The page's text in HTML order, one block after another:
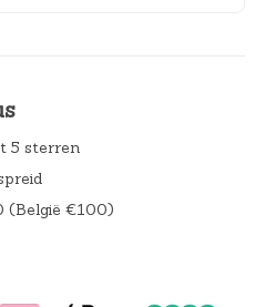
5 sterren
(België €100)